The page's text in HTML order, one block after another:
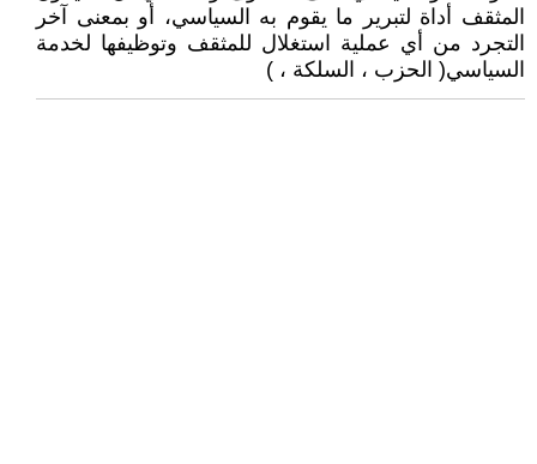
المثقف أداة لتبرير ما يقوم به السياسي، أو بمعنى آخر
التجرد من أي عملية استغلال للمثقف وتوظيفها لخدمة
السياسي( الحزب ، السلكة ، )